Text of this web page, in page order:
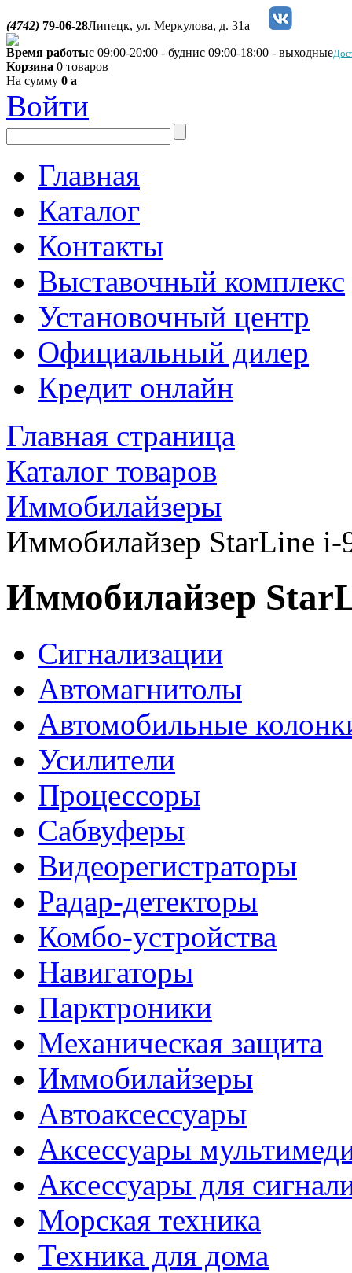
(4742) 79-06-28Липецк, ул. Меркулова, д. 31а
Время работыс 09:00-20:00 - буднис 09:00-18:00 - выходные
Корзина 0 товаров
На сумму 0 a
Войти
Главная
Каталог
Контакты
Выставочный комплекс
Установочный центр
Официальный дилер
Кредит онлайн
Главная страница
Каталог товаров
Иммобилайзеры
Иммобилайзер StarLine
Иммобилайзер
Сигнализации
Автомагнитолы
Автомобильные
Усилители
Процессоры
Сабвуферы
Видеорегистраторы
Радар-детекторы
Комбо-устройства
Навигаторы
Парктроники
Механическая защита
Иммобилайзеры
Автоаксессуары
Аксессуары
Аксессуары для
Морская техника
Техника для дома